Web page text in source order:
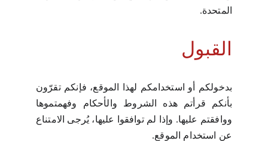
المتحدة.
القبول
بدخولكم أو استخدامكم لهذا الموقع، فإنكم تقرّون
بأنكم قرأتم هذه الشروط والأحكام وفهمتموها
ووافقتم عليها. وإذا لم توافقوا عليها، يُرجى الامتناع
عن استخدام الموقع.